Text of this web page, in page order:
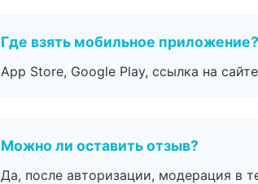
Где взять мобильное приложение?
App Store, Google Play, ссылка на
Можно ли оставить отзыв?
Да, после авторизации, модерация в